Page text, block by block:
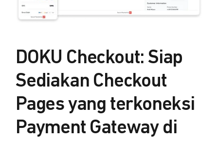
DOKU Checkout: Siap
Sediakan Checkout
Pages yang terkoneksi
Payment Gateway di